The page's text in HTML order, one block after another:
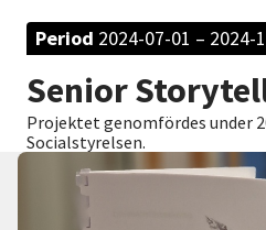
För dig som
Sök kurser och
Om SV
Starta studiecirkel
Period 2024-07-01 – 2024-
Senior
Projektet genomfördes under
Socialstyrelsen.